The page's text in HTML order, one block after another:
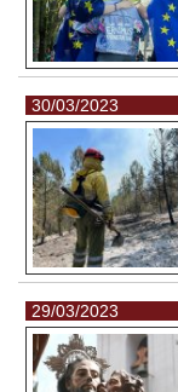
30/03/2023
29/03/2023